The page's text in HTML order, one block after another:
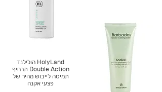
HolyLand הולילנד
Double Action תרחיף
תמיסה לייבוש מהיר של
פצעי אקנה